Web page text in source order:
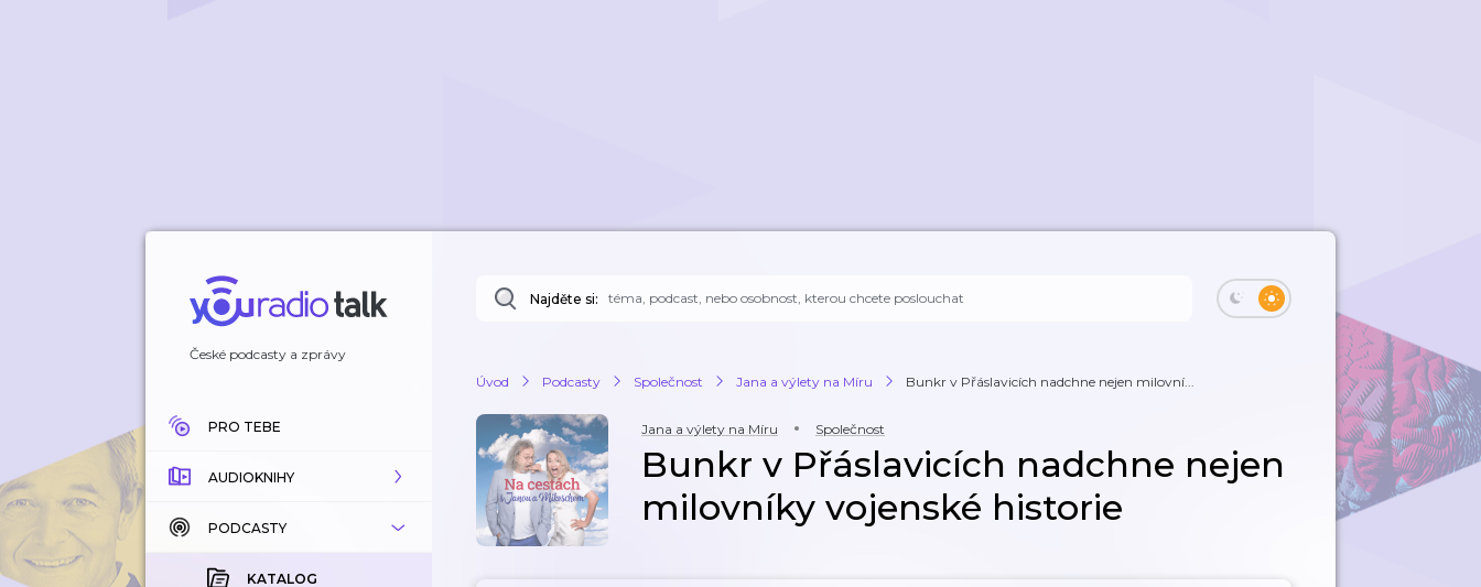
České podcasty a zprávy
PRO TEBE
AUDIOKNIHY
KATALOG
KOUPENÉ
PODCASTY
KATALOG
Najděte si:
Úvod Podcasty Společnost Jana a výlety na Míru Bunkr v Přáslavicích nadchne nejen milovní...
Jana a výlety na Míru Společnost
Bunkr v Přáslavicích nadchne nejen
milovníky vojenské historie